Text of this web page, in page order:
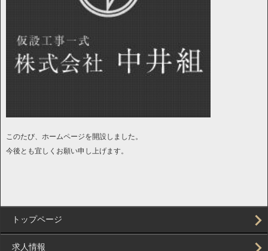
このたび、ホームページを開設しました。
今後とも宜しくお願い申し上げます。
トップページ
求人情報